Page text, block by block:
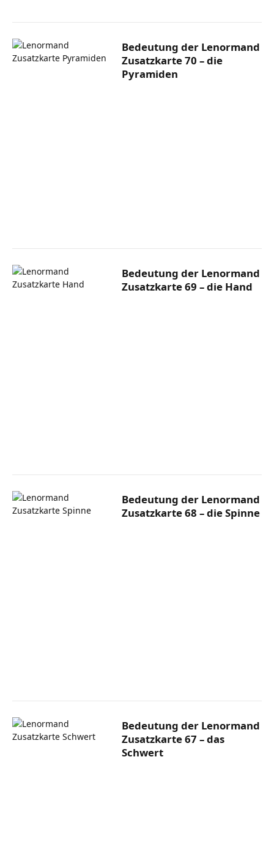
Bedeutung der Lenormand
Zusatzkarte 70 – die
Pyramiden
Bedeutung der Lenormand
Zusatzkarte 69 – die Hand
Bedeutung der Lenormand
Zusatzkarte 68 – die Spinne
Bedeutung der Lenormand
Zusatzkarte 67 – das
Schwert